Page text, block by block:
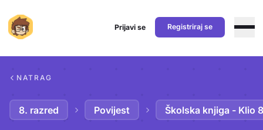
Prijavi se Registriraj se
NATRAG
8. razred Povijest Školska knjiga - Klio 8